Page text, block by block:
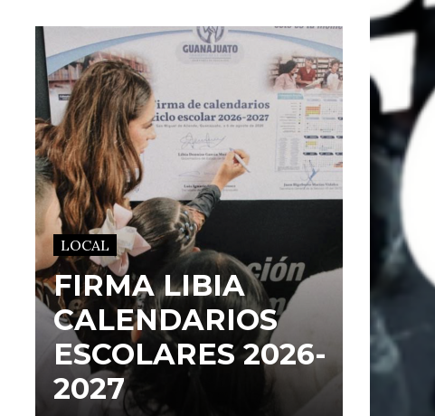
LOCAL
FIRMA LIBIA
CALENDARIOS
ESCOLARES 2026-
2027